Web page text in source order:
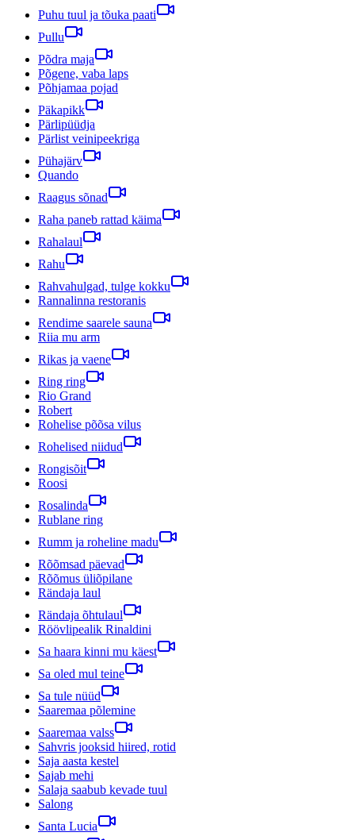
Puhu tuul ja tõuka paati
Pullu
Põdra maja
Põgene, vaba laps
Põhjamaa pojad
Päkapikk
Pärlipüüdja
Pärlist veinipeekriga
Pühajärv
Quando
Raagus sõnad
Raha paneb rattad käima
Rahalaul
Rahu
Rahvahulgad, tulge kokku
Rannalinna restoranis
Rendime saarele sauna
Riia mu arm
Rikas ja vaene
Ring ring
Rio Grand
Robert
Rohelise põõsa vilus
Rohelised niidud
Rongisõit
Roosi
Rosalinda
Rublane ring
Rumm ja roheline madu
Rõõmsad päevad
Rõõmus üliõpilane
Rändaja laul
Rändaja õhtulaul
Röövlipealik Rinaldini
Sa haara kinni mu käest
Sa oled mul teine
Sa tule nüüd
Saaremaa põlemine
Saaremaa valss
Sahvris jooksid hiired, rotid
Saja aasta kestel
Sajab mehi
Salaja saabub kevade tuul
Salong
Santa Lucia